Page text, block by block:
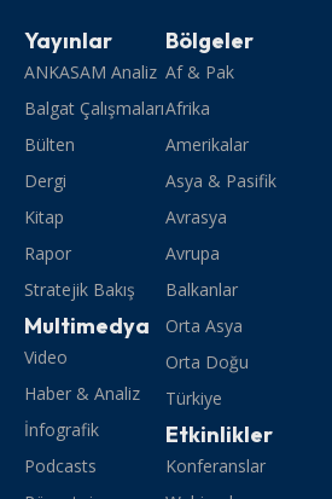
Yayınlar
ANKASAM Analiz
Balgat Çalışmaları
Bülten
Dergi
Kitap
Rapor
Stratejik Bakış
Multimedya
Video
Haber & Analiz
İnfografik
Podcasts
Bölgeler
Af & Pak
Afrika
Amerikalar
Asya & Pasifik
Avrasya
Avrupa
Balkanlar
Orta Asya
Orta Doğu
Türkiye
Etkinlikler
Konferanslar